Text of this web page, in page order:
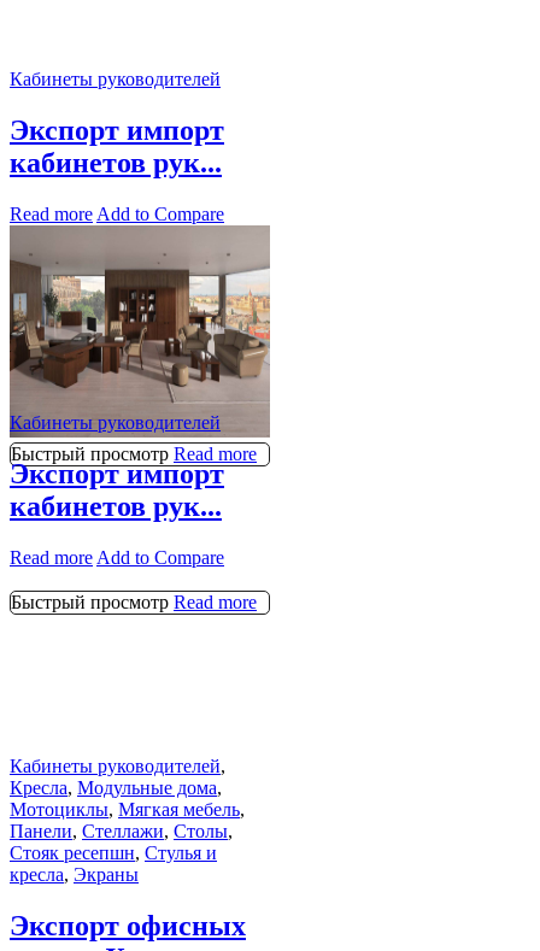
Кабинеты руководителей
Экспорт импорт
кабинетов рук...
Read more Add to Compare
Быстрый просмотр Read more
Кабинеты руководителей
Экспорт импорт
кабинетов рук...
Read more Add to Compare
Быстрый просмотр Read more
Кабинеты руководителей,
Кресла, Модульные дома,
Мотоциклы, Мягкая мебель,
Панели, Стеллажи, Столы,
Стояк ресепшн, Стулья и
кресла, Экраны
Экспорт офисных